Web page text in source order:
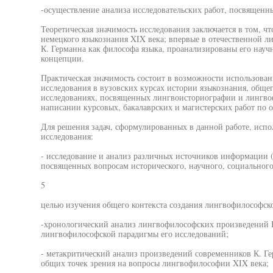
-осуществление анализа исследовательских работ,
Теоретическая значимость исследования заключается в том,
немецкого языкознания XIX века; впервые в отечественной
К. Германна как философа языка, проанализированы его
концепции.
Практическая значимость состоит в возможности
исследования в вузовских курсах истории языкознания,
исследованиях, посвященных лингвоисториографии и
написании курсовых, бакалаврских и магистерских работ по
Для решения задач, сформулированных в данной работе,
исследования:
- исследование и анализ различных источников информации
посвященных вопросам исторического, научного,
5
целью изучения общего контекста создания
-хронологический анализ лингвофилософских
лингвофилософской парадигмы его исследований;
- метакритический анализ произведений современников К.
общих точек зрения на вопросы лингвофилософии XIX века;